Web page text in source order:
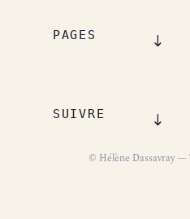
PAGES
SUIVRE
© Hélène Dassavray —